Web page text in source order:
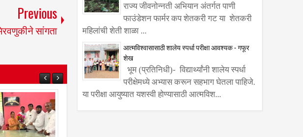
Previous
सांगता
राज्य जीवनोन्नती अभियान अंतर्गत पाणी
फाउंडेशन फार्मर कप शेतकरी गट या शेतकरी
महिलांची शेती शाळा ...
आत्मविश्वासासाठी शालेय स्पर्धा परीक्षा आवश्यक - गफूर
शेख
भूम (प्रतिनिधी)- विद्यार्थ्यांनी शालेय स्पर्धा
परीक्षेमध्ये अभ्यास करून सहभाग घेतला पाहिजे.
या परीक्षा आयुष्यात यशस्वी होण्यासाठी आत्मविश...